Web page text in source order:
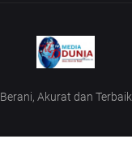
Berani, Akurat dan Terbaik